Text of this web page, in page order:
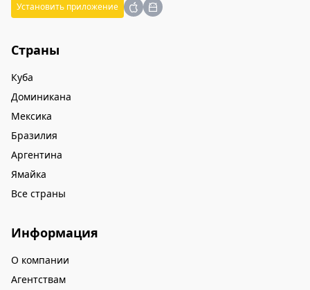
Установить приложение
Страны
Куба
Доминикана
Мексика
Бразилия
Аргентина
Ямайка
Все страны
Информация
О компании
Агентствам